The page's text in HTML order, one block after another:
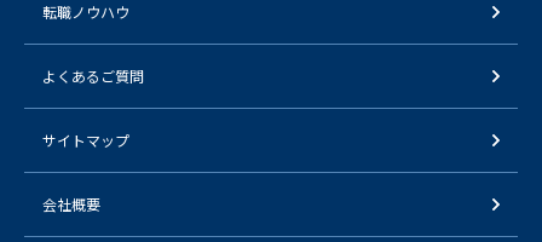
転職ノウハウ
よくあるご質問
サイトマップ
会社概要